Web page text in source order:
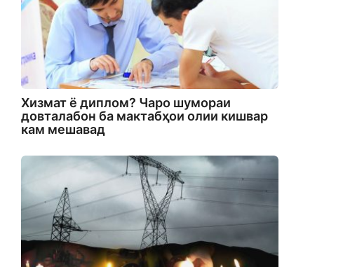
Хизмат ё диплом? Чаро шумораи
довталабон ба мактабҳои олии кишвар
кам мешавад